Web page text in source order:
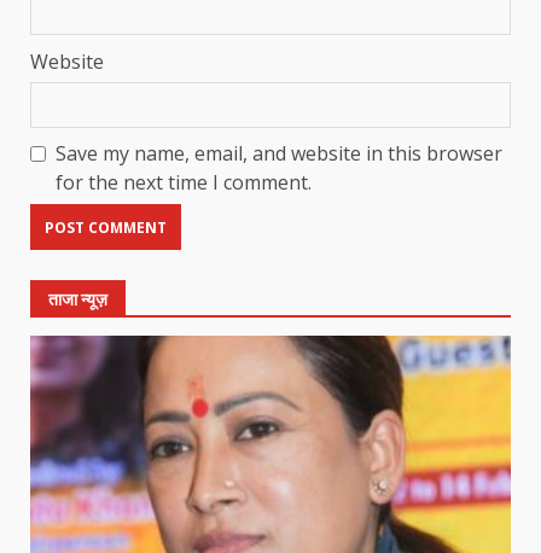
Website
Save my name, email, and website in this browser
for the next time I comment.
ताजा न्यूज़